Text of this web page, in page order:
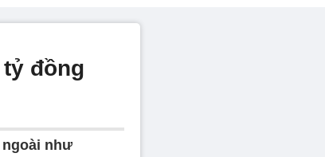
đồng
ngoài như